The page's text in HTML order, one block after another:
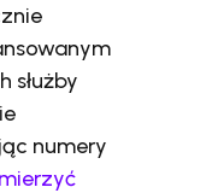
służby
numery